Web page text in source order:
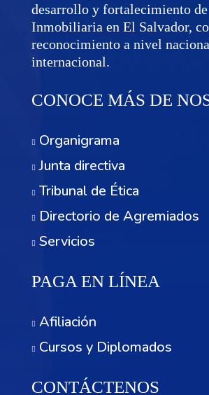
desarrollo y fortalecimiento
Inmobiliaria en El Salvador,
reconocimiento a nivel
internacional.
CONOCE MÁS DE
Organigrama
Junta directiva
Tribunal de Ética
Directorio de Agremiados
Servicios
PAGA EN LÍNEA
Afiliación
Cursos y Diplomados
CONTÁCTENOS